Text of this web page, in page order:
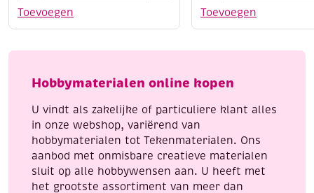
Toevoegen
8/4,
50
pastelgroen
Toevoegen
8/4,
50
groen
Hobbymaterialen online kopen
U vindt als zakelijke of particuliere klant alles
in onze webshop, variërend van
hobbymaterialen tot Tekenmaterialen. Ons
aanbod met onmisbare creatieve materialen
sluit op alle hobbywensen aan. U heeft met
het grootste assortiment van meer dan